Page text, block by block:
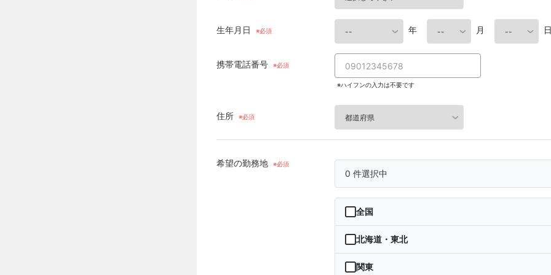
生年月日 年 月 日
携帯電話番号
※ハイフンの入力は不要です
住所
希望の勤務地
0 件選択中
全国
北海道・東北
北海道
関東